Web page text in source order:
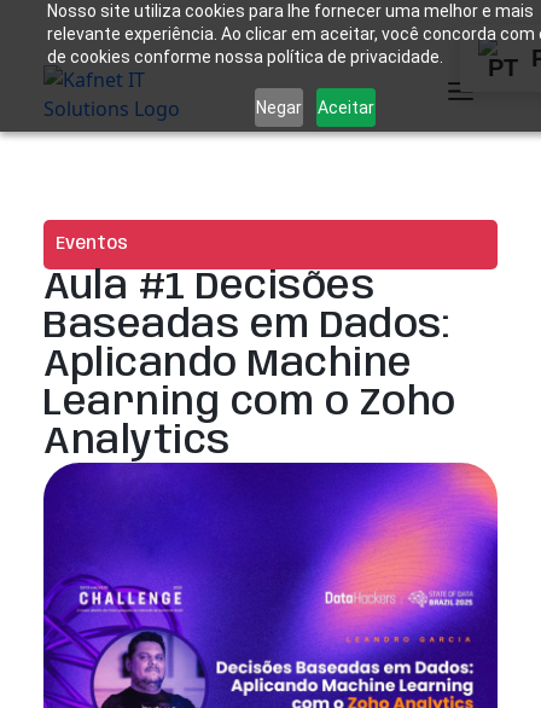
Nosso site utiliza cookies para lhe fornecer uma melhor e mais
relevante experiência. Ao clicar em aceitar, você concorda com
de cookies conforme nossa política de privacidade.
Negar Aceitar
Eventos
Aula #1 Decisões
Baseadas em Dados:
Aplicando Machine
Learning com o Zoho
Analytics